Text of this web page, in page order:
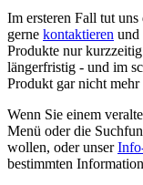
Im ersteren Fall tut
gerne kontaktieren und
Produkte nur
längerfristig - und im
Produkt gar nicht mehr
Wenn Sie einem
Menü oder die
wollen, oder unser
bestimmten